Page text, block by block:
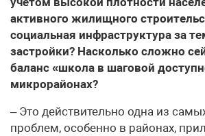
активного жилищного
социальная инфраструктура за
застройки? Насколько сложно
баланс «школа в шаговой
микрорайонах?
– Это действительно одна из
проблем, особенно в районах,